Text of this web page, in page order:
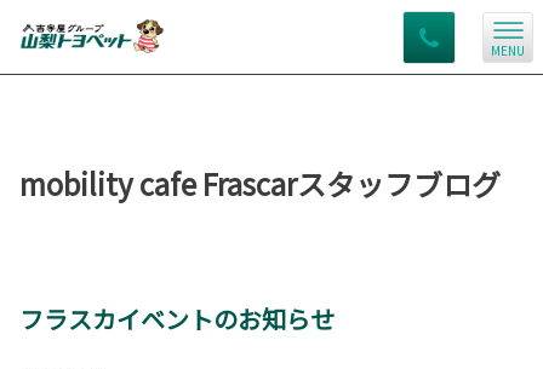
MENU
mobility cafe Frascarスタッフブログ
フラスカイベントのお知らせ